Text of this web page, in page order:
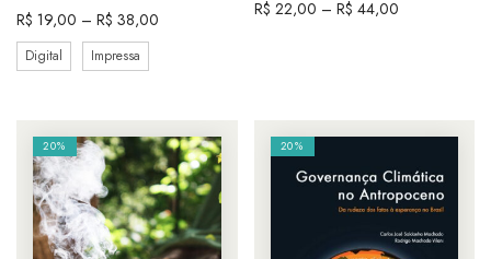
R$ 19,00 – R$ 38,00
Digital Impressa
R$ 22,00 – R$ 44,00
20% 20%